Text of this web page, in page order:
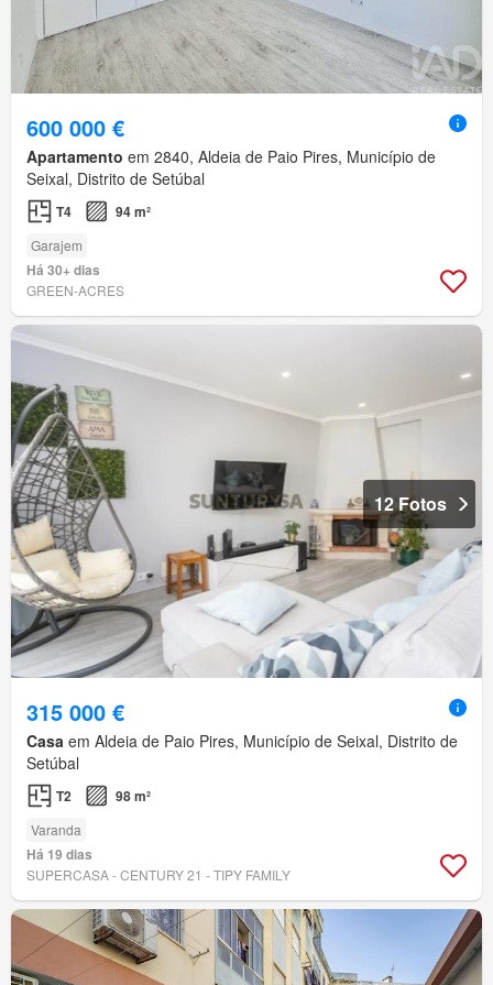
600 000 €
Apartamento em 2840, Aldeia de Paio Pires, Município de
Seixal, Distrito de Setúbal
T4 94 m²
Garajem
Há 30+ dias
GREEN-ACRES
12 Fotos
315 000 €
Casa em Aldeia de Paio Pires, Município de Seixal, Distrito de
Setúbal
T2 98 m²
Varanda
Há 19 dias
SUPERCASA - CENTURY 21 - TIPY FAMILY